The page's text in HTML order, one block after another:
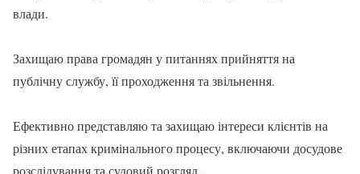
влади.
Захищаю права громадян у питаннях прийняття на
публічну службу, її проходження та звільнення.
Ефективно представляю та захищаю інтереси клієнтів на
різних етапах кримінального процесу, включаючи досудове
розслідування та судовий розгляд.